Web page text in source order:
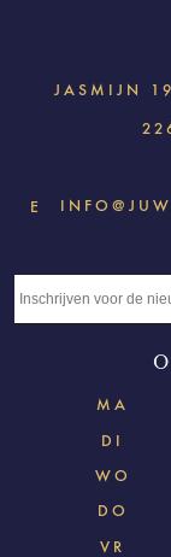
JASMIJN
E
MA
DI
WO
DO
VR